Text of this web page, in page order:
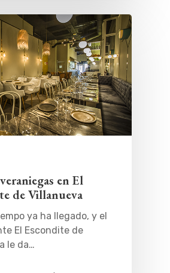
en El
de Villanueva
ya ha llegado, y el
El Escondite de
le da…